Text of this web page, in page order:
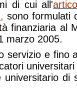
di cui all'
sono formulati
finanziaria al
marzo 2005.
servizio e fino
di